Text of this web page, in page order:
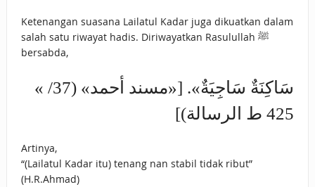
Ketenangan suasana Lailatul Kadar juga dikuatkan dalam
salah satu riwayat hadis. Diriwayatkan Rasulullah ﷺ
bersabda,
« سَاكِنَةٌ سَاجِيَةٌ». [«مسند أحمد» (37/
425 ط الرسالة)]
Artinya,
“(Lailatul Kadar itu) tenang nan stabil tidak ribut”
(H.R.Ahmad)